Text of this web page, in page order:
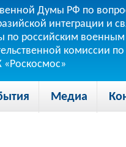
Думы РФ по
интеграции и
по российским
комиссии
«Роскосмос»
Медиа